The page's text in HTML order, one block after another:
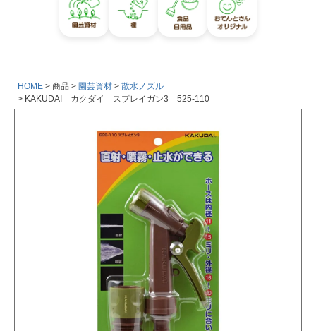
HOME 商品 園芸資材
散水ノズル
KAKUDAI カクダイ スプレイガン3 525-110